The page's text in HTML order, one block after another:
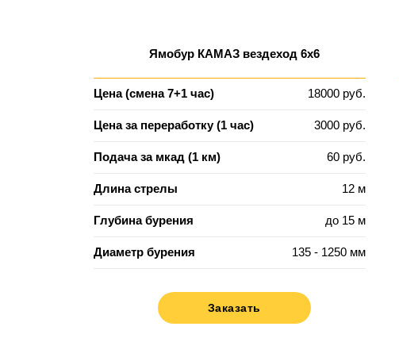
Ямобур КАМАЗ вездеход 6х6
Цена (смена 7+1 час) 18000 руб.
Цена за переработку (1 час) 3000 руб.
Подача за мкад (1 км) 60 руб.
Длина стрелы 12 м
Глубина бурения до 15 м
Диаметр бурения 135 - 1250 мм
Заказать